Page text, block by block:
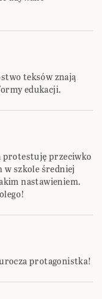
teksów znają
edukacji.
protestuję przeciwko
w szkole średniej
nastawieniem.
protagonistka!